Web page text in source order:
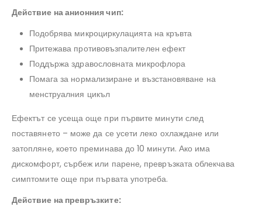
Действие на анионния чип:
Подобрява микроциркулацията на кръвта
Притежава противовъзпалителен ефект
Поддържа здравословната микрофлора
Помага за нормализиране и възстановяване на
менструалния цикъл
Ефектът се усеща още при първите минути след
поставянето – може да се усети леко охлаждане или
затопляне, което преминава до 10 минути. Ако има
дискомфорт, сърбеж или парене, превръзката облекчава
симптомите още при първата употреба.
Действие на превръзките: